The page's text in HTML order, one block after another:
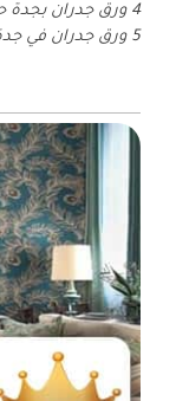
4 ورق جدران بجدة حي الصفاء قابل لتنظيف بالماء فقط .
5 ورق جدران في جدة حي الخالدية تركيبة يكون سهل .